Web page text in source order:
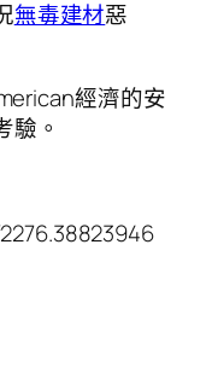
無毒建材惡
經濟的安
驗。